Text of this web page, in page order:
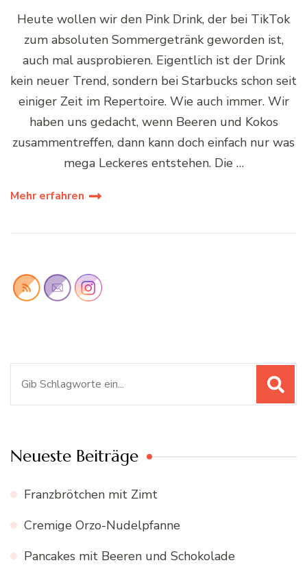
Heute wollen wir den Pink Drink, der bei TikTok
zum absoluten Sommergetränk geworden ist,
auch mal ausprobieren. Eigentlich ist der Drink
kein neuer Trend, sondern bei Starbucks schon seit
einiger Zeit im Repertoire. Wie auch immer. Wir
haben uns gedacht, wenn Beeren und Kokos
zusammentreffen, dann kann doch einfach nur was
mega Leckeres entstehen. Die …
Mehr erfahren
Neueste Beiträge
Franzbrötchen mit Zimt
Cremige Orzo-Nudelpfanne
Pancakes mit Beeren und Schokolade